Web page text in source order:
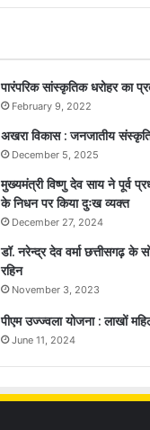
​​​​​​​पारंपरिक सांस्कृतिक धरोहर का
February 9, 2022
अखरा विकास : जनजातीय
December 5, 2025
मुख्यमंत्री विष्णु देव साय ने पूर्व
के निधन पर किया दुःख व्यक्त
December 27, 2024
डॉ. नरेन्द्र देव वर्मा छत्तीसगढ़ के
रहिन
November 3, 2023
पीएम उज्ज्वला योजना : लाखों
June 11, 2024